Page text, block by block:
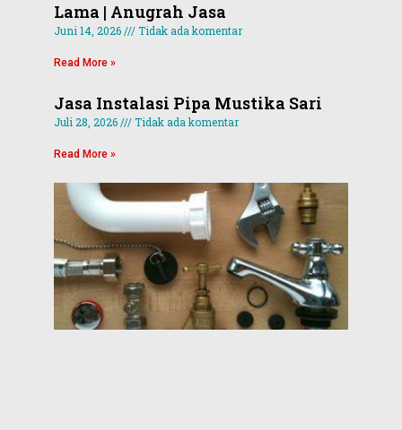
Lama | Anugrah Jasa
Juni 14, 2026 Tidak ada komentar
Read More »
Jasa Instalasi Pipa Mustika Sari
Juli 28, 2026 Tidak ada komentar
Read More »